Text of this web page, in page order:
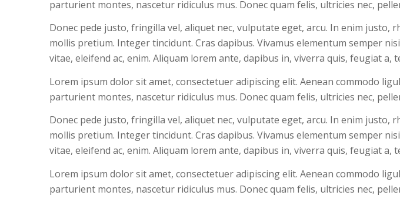
parturient montes, nascetur ridiculus mus. Donec quam felis, ultricies nec,
Donec pede justo, fringilla vel, aliquet nec, vulputate eget, arcu. In enim
mollis pretium. Integer tincidunt. Cras dapibus. Vivamus elementum semper
vitae, eleifend ac, enim. Aliquam lorem ante, dapibus in, viverra quis, feugiat a,
Lorem ipsum dolor sit amet, consectetuer adipiscing elit. Aenean commodo
parturient montes, nascetur ridiculus mus. Donec quam felis, ultricies nec,
Donec pede justo, fringilla vel, aliquet nec, vulputate eget, arcu. In enim
mollis pretium. Integer tincidunt. Cras dapibus. Vivamus elementum semper
vitae, eleifend ac, enim. Aliquam lorem ante, dapibus in, viverra quis, feugiat a,
Lorem ipsum dolor sit amet, consectetuer adipiscing elit. Aenean commodo
parturient montes, nascetur ridiculus mus. Donec quam felis, ultricies nec,